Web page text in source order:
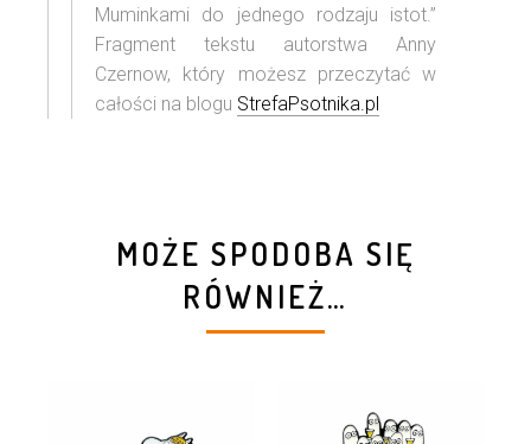
Muminkami do jednego rodzaju istot.”
Fragment tekstu autorstwa Anny
Czernow, który możesz przeczytać w
całości na blogu StrefaPsotnika.pl
MOŻE SPODOBA SIĘ
RÓWNIEŻ…